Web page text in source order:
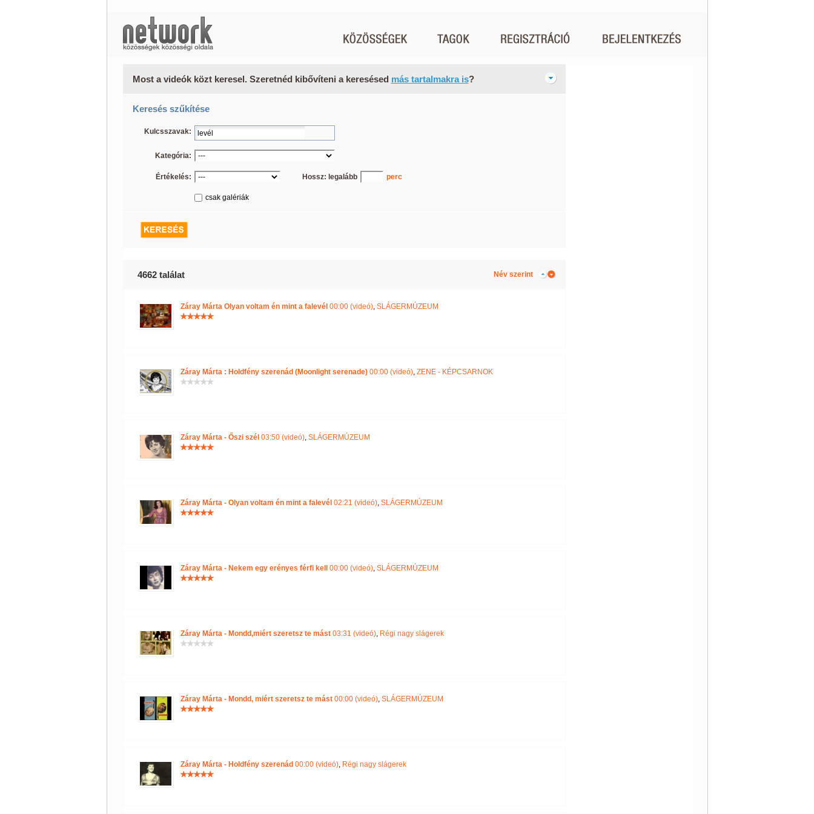
Most a videók közt keresel. Szeretnéd kibővíteni a keresésed más tartalmakra is?
Keresés szűkítése
Kulcsszavak:
Kategória:
Értékelés: Hossz: legalább perc
csak galériák
4662 találat Név szerint
Záray Márta Olyan voltam én mint a falevél 00:00 (videó), SLÁGERMÚZEUM
Záray Márta : Holdfény szerenád (Moonlight serenade)00:00 (videó), ZENE - KÉPCSARNOK
Záray Márta - Őszi szél 03:50 (videó), SLÁGERMÚZEUM
Záray Márta - Olyan voltam én mint a falevél 02:21 (videó), SLÁGERMÚZEUM
Záray Márta - Nekem egy erényes férfi kell 00:00 (videó), SLÁGERMÚZEUM
Záray Márta - Mondd,miért szeretsz te mást03:31 (videó), Régi nagy slágerek
Záray Márta - Mondd, miért szeretsz te mást00:00 (videó), SLÁGERMÚZEUM
Záray Márta - Holdfény szerenád 00:00 (videó), Régi nagy slágerek